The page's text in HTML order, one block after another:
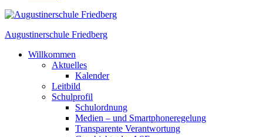
Augustinerschule Friedberg
Willkommen
Aktuelles
Kalender
Leitbild
Schulprofil
Schulordnung
Medien – und Smartphoneregelung
Transparente Verantwortung